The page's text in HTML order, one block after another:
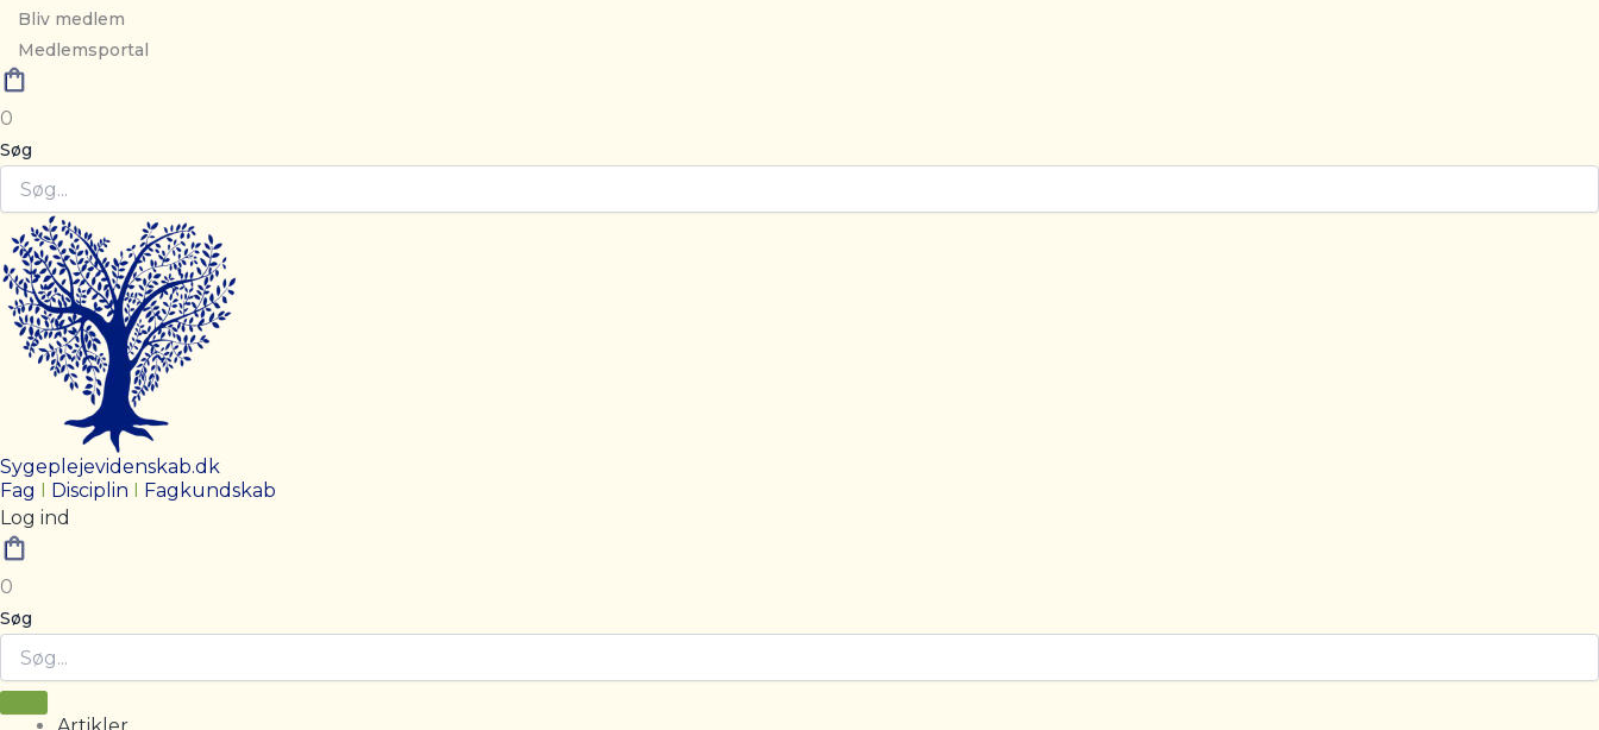
Bliv medlem
Medlemsportal
0
Søg
Sygeplejevidenskab.dk
Fag I Disciplin I Fagkundskab
Log ind
0
Søg